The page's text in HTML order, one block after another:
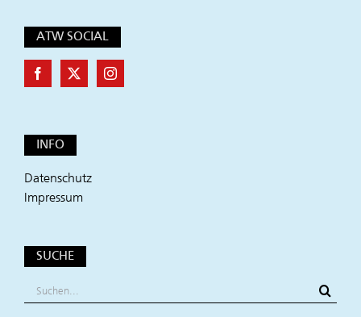
ATW SOCIAL
INFO
Datenschutz
Impressum
SUCHE
Suche
nach: